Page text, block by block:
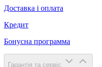
Thank you! We'll keep you
Магазин
Каталог
Бренди